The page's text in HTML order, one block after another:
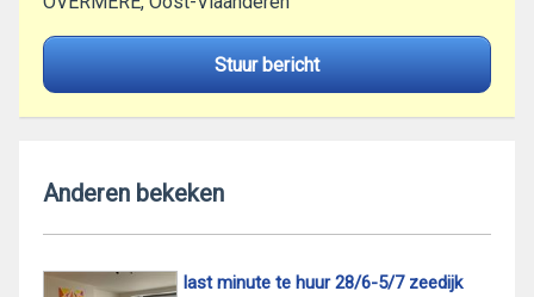
Stuur bericht
Anderen bekeken
last minute te huur 28/6-5/7 zeedijk